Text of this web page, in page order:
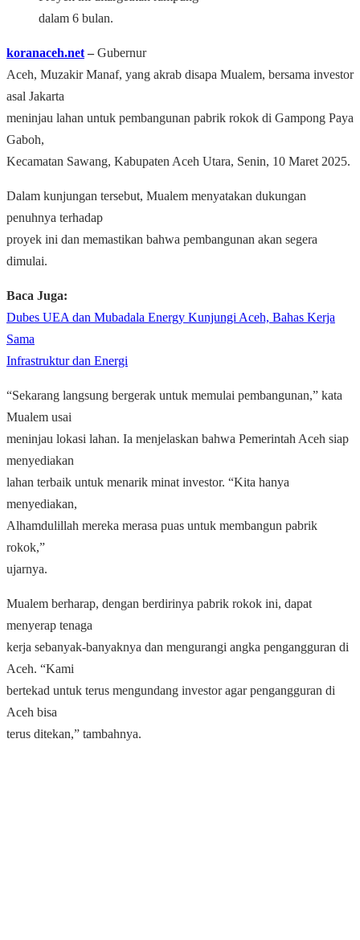
dalam 6 bulan.
koranaceh.net – Gubernur
Aceh, Muzakir Manaf, yang akrab disapa Mualem, bersama investor
asal Jakarta
meninjau lahan untuk pembangunan pabrik rokok di Gampong Paya
Gaboh,
Kecamatan Sawang, Kabupaten Aceh Utara, Senin, 10 Maret 2025.
Dalam kunjungan tersebut, Mualem menyatakan dukungan
penuhnya terhadap
proyek ini dan memastikan bahwa pembangunan akan segera
dimulai.
Baca Juga:
Dubes UEA dan Mubadala Energy Kunjungi Aceh, Bahas Kerja
Sama
Infrastruktur dan Energi
“Sekarang langsung bergerak untuk memulai pembangunan,” kata
Mualem usai
meninjau lokasi lahan. Ia menjelaskan bahwa Pemerintah Aceh siap
menyediakan
lahan terbaik untuk menarik minat investor. “Kita hanya
menyediakan,
Alhamdulillah mereka merasa puas untuk membangun pabrik
rokok,”
ujarnya.
Mualem berharap, dengan berdirinya pabrik rokok ini, dapat
menyerap tenaga
kerja sebanyak-banyaknya dan mengurangi angka pengangguran di
Aceh. “Kami
bertekad untuk terus mengundang investor agar pengangguran di
Aceh bisa
terus ditekan,” tambahnya.